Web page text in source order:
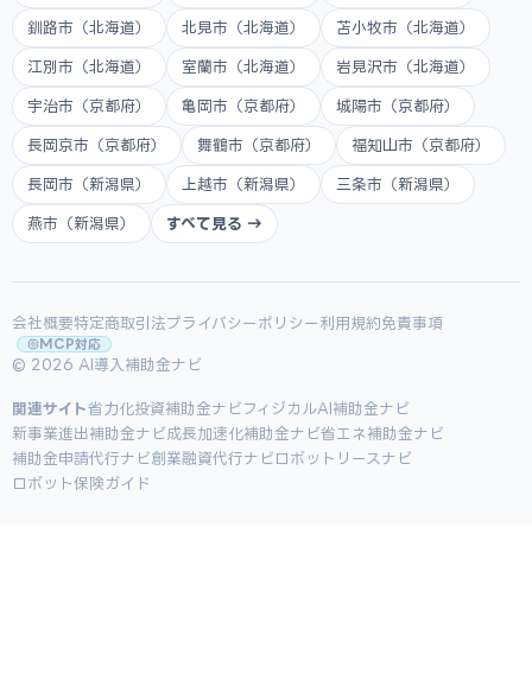
釧路市（北海道） 北見市（北海道） 苫小牧市（北海道）
江別市（北海道） 室蘭市（北海道） 岩見沢市（北海道）
宇治市（京都府） 亀岡市（京都府） 城陽市（京都府）
長岡京市（京都府） 舞鶴市（京都府） 福知山市（京都府）
長岡市（新潟県） 上越市（新潟県） 三条市（新潟県）
燕市（新潟県） すべて見る →
会社概要特定商取引法プライバシーポリシー 利用規約免責事項
MCP対応
© 2026 AI導入補助金ナビ
関連サイト省力化投資補助金ナビ フィジカルAI補助金ナビ
新事業進出補助金ナビ成長加速化補助金ナビ省エネ補助金ナビ
補助金申請代行ナビ創業融資代行ナビ ロボットリースナビ
ロボット保険ガイド